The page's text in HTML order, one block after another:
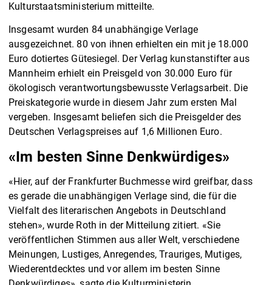
Kulturstaatsministerium mitteilte.
Insgesamt wurden 84 unabhängige Verlage
ausgezeichnet. 80 von ihnen erhielten ein mit je 18.000
Euro dotiertes Gütesiegel. Der Verlag kunstanstifter aus
Mannheim erhielt ein Preisgeld von 30.000 Euro für
ökologisch verantwortungsbewusste Verlagsarbeit. Die
Preiskategorie wurde in diesem Jahr zum ersten Mal
vergeben. Insgesamt beliefen sich die Preisgelder des
Deutschen Verlagspreises auf 1,6 Millionen Euro.
«Im besten Sinne Denkwürdiges»
«Hier, auf der Frankfurter Buchmesse wird greifbar, dass
es gerade die unabhängigen Verlage sind, die für die
Vielfalt des literarischen Angebots in Deutschland
stehen», wurde Roth in der Mitteilung zitiert. «Sie
veröffentlichen Stimmen aus aller Welt, verschiedene
Meinungen, Lustiges, Anregendes, Trauriges, Mutiges,
Wiederentdecktes und vor allem im besten Sinne